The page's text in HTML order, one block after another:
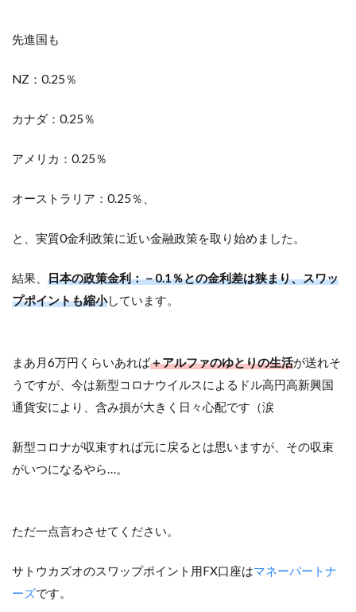
先進国も
NZ：0.25％
カナダ：0.25％
アメリカ：0.25％
オーストラリア：0.25％、
と、実質0金利政策に近い金融政策を取り始めました。
結果、 日本の政策金利：－0.1％との金利差は狭まり、スワッ
プポイントも縮小しています。
まあ月6万円くらいあれば＋アルファのゆとりの生活が送れそ
うですが、今は新型コロナウイルスによるドル高円高新興国
通貨安により、含み損が大きく日々心配です（涙
新型コロナが収束すれば元に戻るとは思いますが、その収束
がいつになるやら…。
ただ一点言わさせてください。
サトウカズオのスワップポイント用FX口座はマネーパートナ
ーズです。